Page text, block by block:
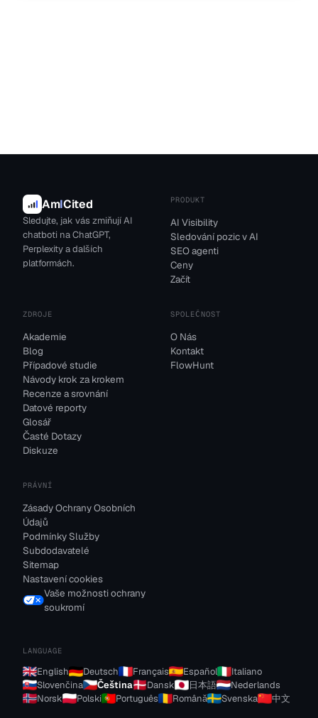
AmICited
Sledujte, jak vás zmiňují AI
chatboti na ChatGPT,
Perplexity a dalších
platformách.
PRODUKT
AI Visibility
Sledování pozic v AI
SEO agenti
Ceny
Začít
ZDROJE
Akademie
Blog
Případové studie
Návody krok za krokem
Recenze a srovnání
Datové reporty
Glosář
Časté Dotazy
Diskuze
SPOLEČNOST
O Nás
Kontakt
FlowHunt
PRÁVNÍ
Zásady Ochrany Osobních
Údajů
Podmínky Služby
Subdodavatelé
Sitemap
Nastavení cookies
Vaše možnosti ochrany
soukromí
LANGUAGE
English Deutsch Français Español
Italiano
Slovenčina
Čeština Dansk 日本語
Nederlands
Norsk
Polski Português Română Svenska 中文